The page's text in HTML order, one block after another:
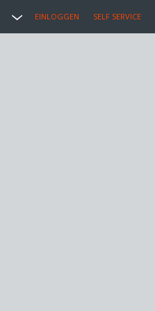
EINLOGGEN SELF SERVICE